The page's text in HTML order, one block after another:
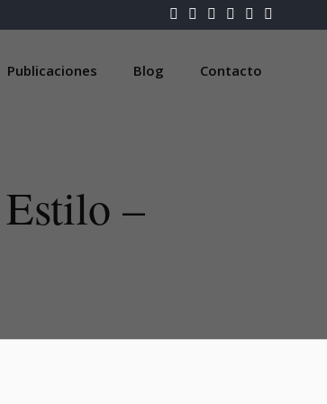
Publicaciones Blog Contacto
–